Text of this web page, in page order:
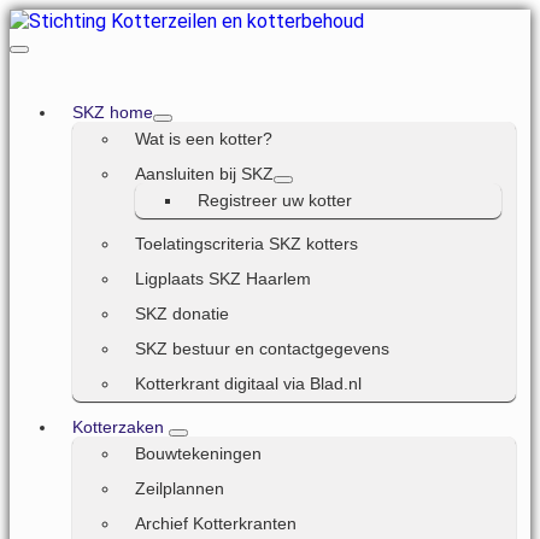
SKZ home
Wat is een kotter?
Aansluiten bij SKZ
Registreer uw kotter
Toelatingscriteria SKZ kotters
Ligplaats SKZ Haarlem
SKZ donatie
SKZ bestuur en contactgegevens
Kotterkrant digitaal via Blad.nl
Kotterzaken
Bouwtekeningen
Zeilplannen
Archief Kotterkranten